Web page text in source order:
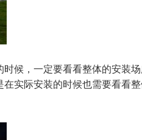
候，一定要看看整体的安装
实际安装的时候也需要看看